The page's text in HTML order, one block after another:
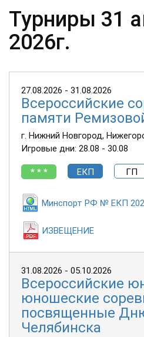
Турниры 31
2026г.
27.08.2026 - 31.08.2026
Всероссийские
памяти
г. Нижний Новгород,
Игровые дни: 28.08 - 30.08
* * * ЕКП ГП
Минспорт РФ № ЕКП
ИЗВЕЩЕНИЕ
31.08.2026 - 05.10.2026
Всероссийские
юношеские
посвященные
Челябинска